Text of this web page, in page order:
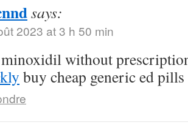
says:
2023 at 3 h 50 min
without
buy cheap generic ed pills